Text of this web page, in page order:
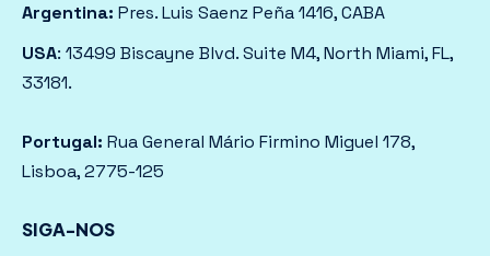
Argentina: Pres. Luis Saenz Peña 1416, CABA
USA: 13499 Biscayne Blvd. Suite M4, North Miami, FL,
33181.
Portugal: Rua General Mário Firmino Miguel 178,
Lisboa, 2775-125
SIGA-NOS